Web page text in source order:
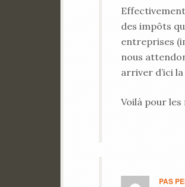
des impôts
entreprises
nous
arriver d’ici
Voilà pour les
PAS